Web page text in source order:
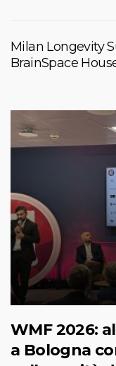
Milan Longevity
BrainSpace
WMF 2026:
a Bologna